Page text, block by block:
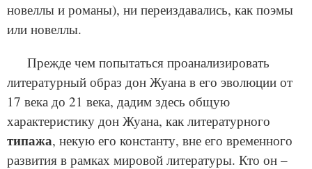
новеллы и романы), ни переиздавались, как поэмы
или новеллы.
Прежде чем попытаться проанализировать
литературный образ дон Жуана в его эволюции от
17 века до 21 века, дадим здесь общую
характеристику дон Жуана, как литературного
типажа, некую его константу, вне его временного
развития в рамках мировой литературы. Кто он –